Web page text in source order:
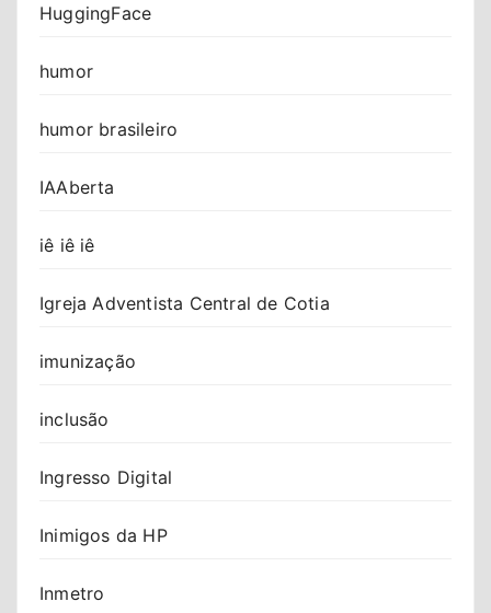
HuggingFace
humor
humor brasileiro
IAAberta
iê iê iê
Igreja Adventista Central de Cotia
imunização
inclusão
Ingresso Digital
Inimigos da HP
Inmetro